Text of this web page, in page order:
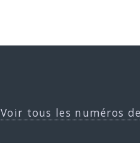
Voir tous les numéros